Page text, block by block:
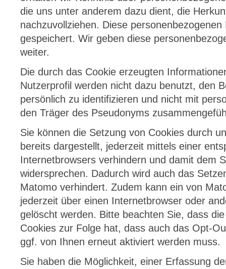
die uns unter anderem dazu dient, die
nachzuvollziehen. Diese
gespeichert. Wir geben diese
weiter.
Die durch das Cookie erzeugten
Nutzerprofil werden nicht dazu benutzt, den
persönlich zu identifizieren und nicht mit
den Träger des Pseudonyms
Sie können die Setzung von Cookies durch
bereits dargestellt, jederzeit mittels einer
Internetbrowsers verhindern und damit dem
widersprechen. Dadurch wird auch das
Matomo verhindert. Zudem kann ein von
jederzeit über einen Internetbrowser oder
gelöscht werden. Bitte beachten Sie, dass
Cookies zur Folge hat, dass auch das Opt-
ggf. von Ihnen erneut aktiviert werden muss.
Sie haben die Möglichkeit, einer Erfassung